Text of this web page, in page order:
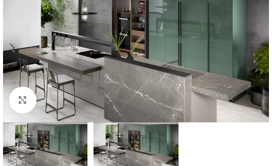
Click to enlarge